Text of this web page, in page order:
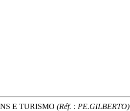
E TURISMO (Réf. : PE.GILBERTO)